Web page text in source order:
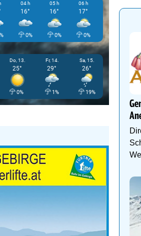
04 h
16°
0%
05 h
16°
0%
06 h
17°
0%
Do, 13.
25°
0%
Fr, 14.
29°
1%
Sa, 15.
26°
19%